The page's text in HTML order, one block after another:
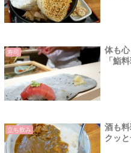
寿司
体も心
「鮨
立ち飲み
酒も
クッ